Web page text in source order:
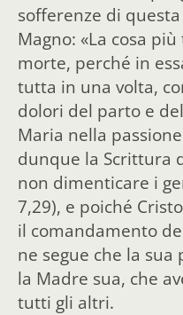
sofferenze di
Magno: «La cosa
morte, perché in
tutta in una volta,
dolori del parto e
Maria nella
dunque la Scrittura
non dimenticare i
7,29), e poiché
il comandamento
ne segue che la
la Madre sua, che
tutti gli altri.